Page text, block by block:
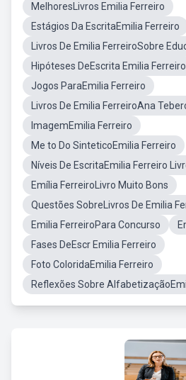
MelhoresLivros Emilia Ferreiro
Estágios Da EscritaEmilia Ferreiro
Livros De Emilia FerreiroSobre
Hipóteses DeEscrita Emilia Ferreiro
Jogos ParaEmilia Ferreiro
Livros De Emilia FerreiroAna
ImagemEmilia Ferreiro
Me to Do SinteticoEmilia Ferreiro
Níveis De EscritaEmilia Ferreiro
Emília FerreiroLivro Muito Bons
Questões SobreLivros De Emilia
Emilia FerreiroPara Concurso
Fases DeEscr Emilia Ferreiro
Foto ColoridaEmilia Ferreiro
Reflexões Sobre